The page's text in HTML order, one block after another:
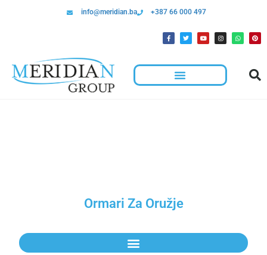
info@meridian.ba +387 66 000 497
Ormari Za Oružje